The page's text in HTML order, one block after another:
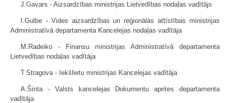
J.Gavars - Aizsardzības ministrijas Lietvedības nodaļas vadītājs
I.Gulbe - Vides aizsardzības un reģionālās attīstības ministrijas
Administratīvā departamenta Kancelejas nodaļas vadītāja
M.Radeiko - Finansu ministrijas Administratīvā departamenta
Lietvedības nodaļas vadītāja
T.Stragova - Iekšlietu ministrijas Kancelejas vadītāja
A.Šinta - Valsts kancelejas Dokumentu aprites departamenta
vadītāja